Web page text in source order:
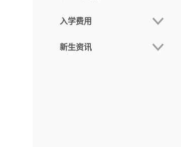
入学费用
学费
新生资讯